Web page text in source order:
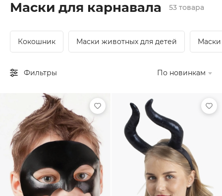
Маски для карнавала 53 товара
Кокошник Маски животных для детей
Фильтры По новинкам